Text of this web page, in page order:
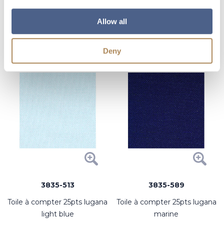
Allow all
Deny
3835-513
toile à compter 25pts lugana
light blue
3835-589
toile à compter 25pts lugana
marine